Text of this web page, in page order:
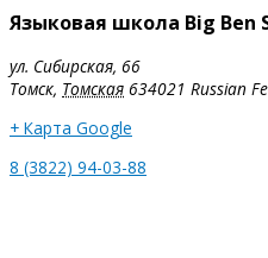
Языковая школа Big Ben
ул. Сибирская, 66
Томск, Томская 634021 Russian
+ Карта Google
8 (3822) 94-03-88